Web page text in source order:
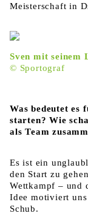
Meisterschaft in
Sven mit seinem
© Sportograf
Was bedeutet es
starten? Wie
als Team
Es ist ein
den Start zu
Wettkampf – und
Idee motiviert
Schub.